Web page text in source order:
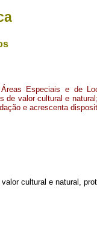
Especiais e de
de valor cultural e
e acrescenta
cultural e natural,